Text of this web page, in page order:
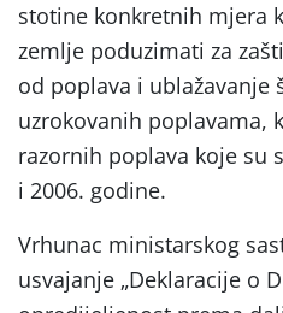
stotine konkretnih mjera
zemlje poduzimati za
od poplava i ublažavanje
uzrokovanih poplavama,
razornih poplava koje su
i 2006. godine.
Vrhunac ministarskog
usvajanje „Deklaracije o